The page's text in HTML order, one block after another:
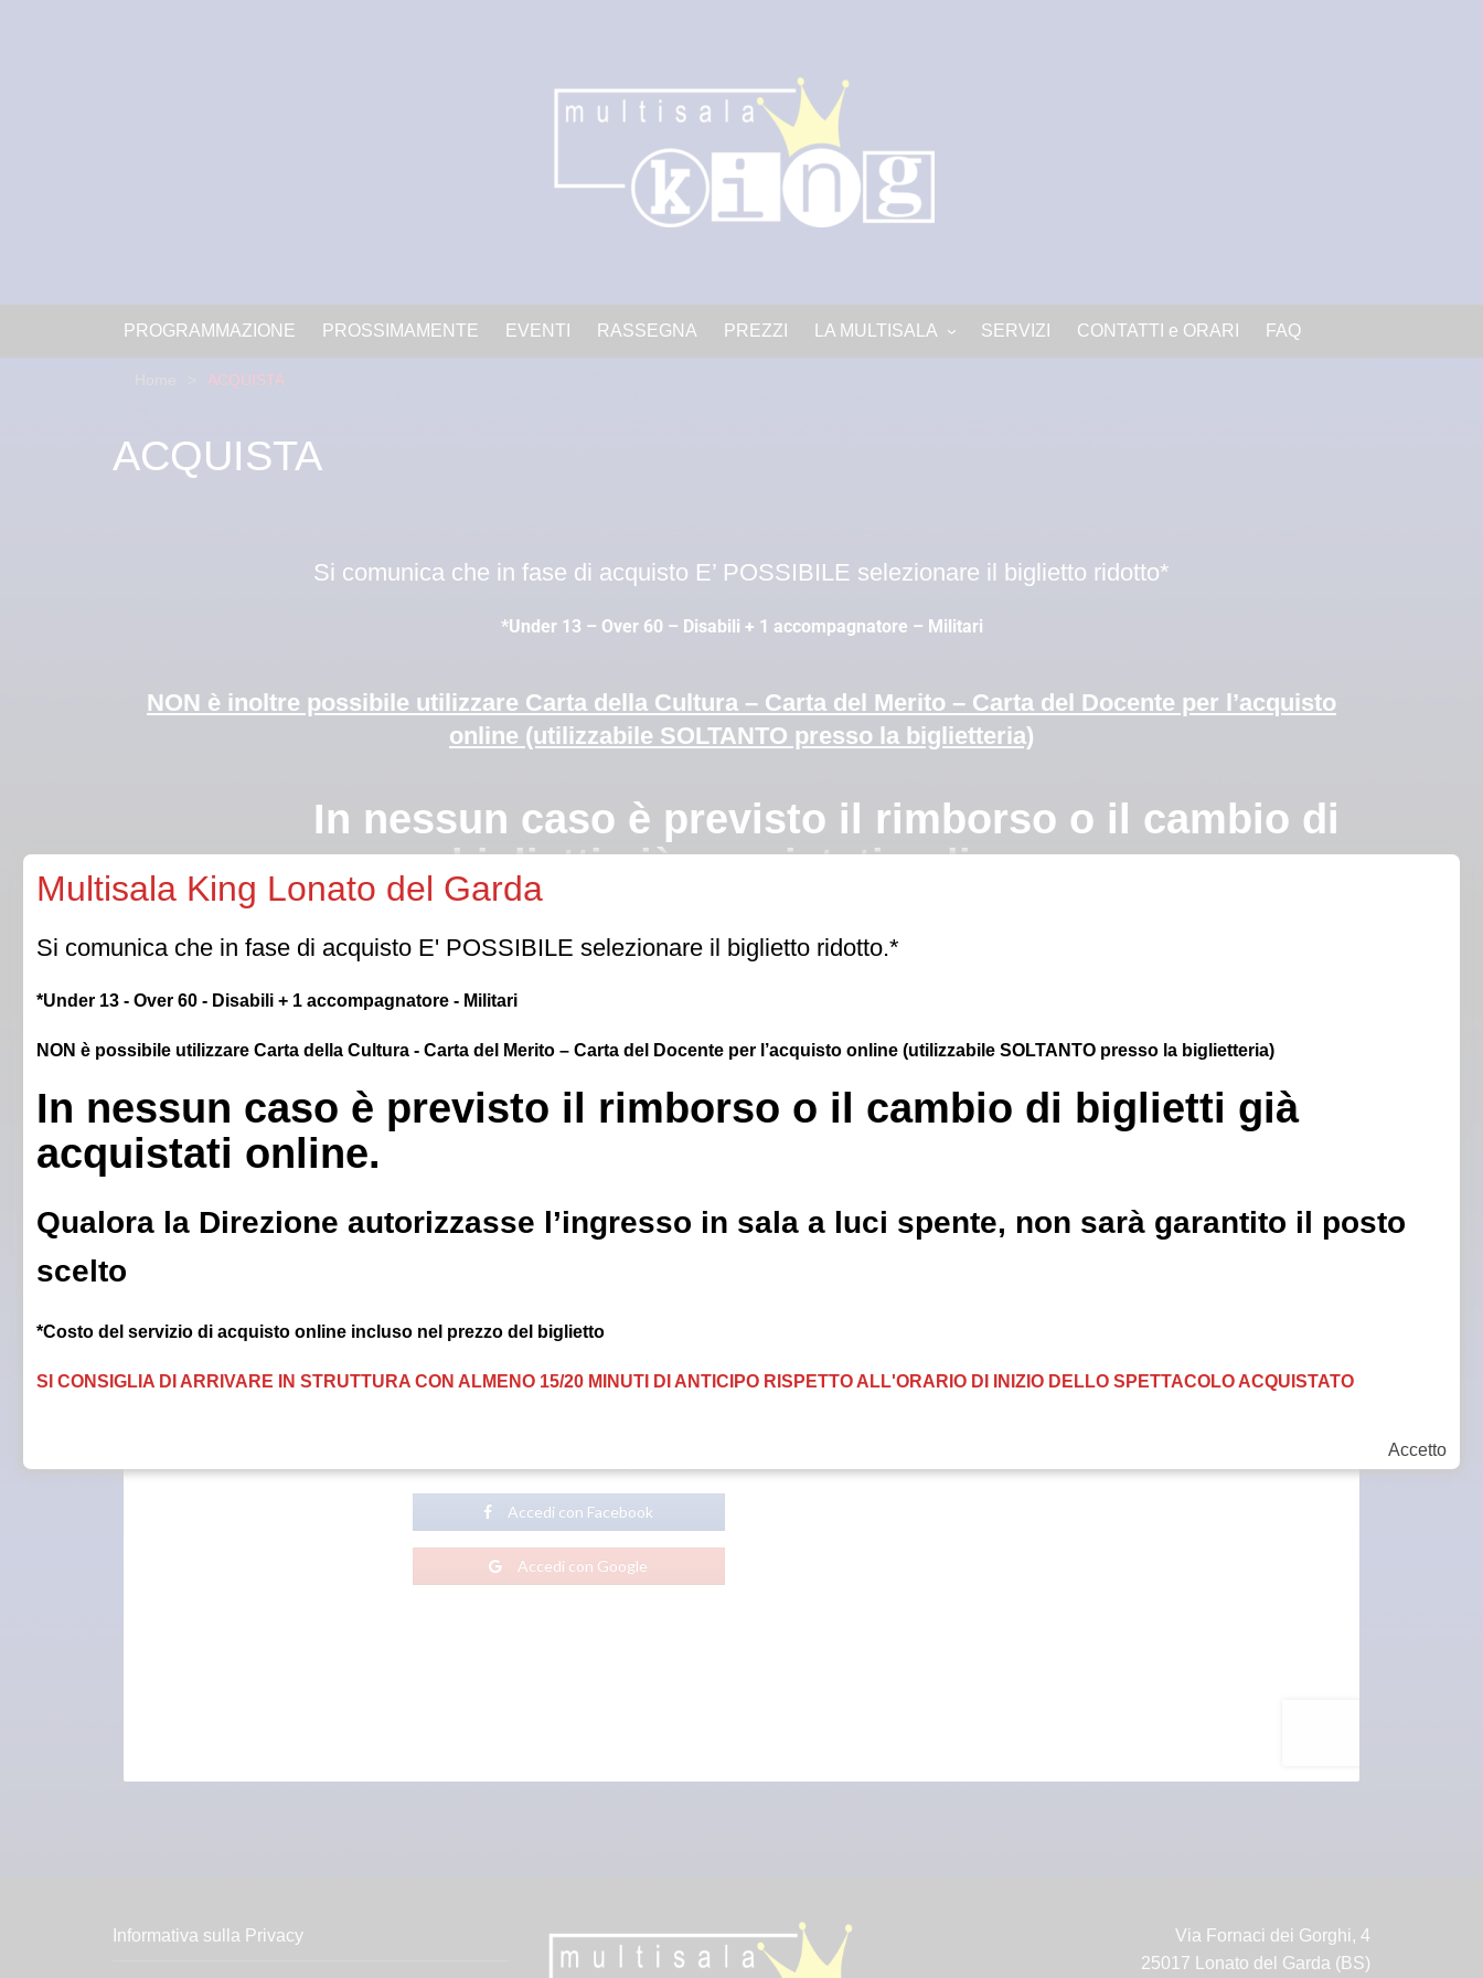
PROGRAMMAZIONE PROSSIMAMENTE EVENTI RASSEGNA PREZZI LA MULTISALA SERVIZI CONTATTI e ORARI FAQ
ACQUISTA
ACQUISTA
Si comunica che in fase di acquisto E’ POSSIBILE selezionare il biglietto ridotto*
*Under 13 – Over 60 – Disabili + 1 accompagnatore – Militari
NON è inoltre possibile utilizzare Carta della Cultura – Carta del Merito – Carta del Docente per l’acquisto
online (utilizzabile SOLTANTO presso la biglietteria)
In nessun caso è previsto il rimborso o il cambio di
biglietti già acquistati online.
Informativa sulla Privacy
Via Fornaci dei Gorghi, 4
25017 Lonato del Garda (BS)
Accetto
Multisala King Lonato del Garda
Si comunica che in fase di acquisto E' POSSIBILE selezionare il biglietto ridotto.*
*Under 13 - Over 60 - Disabili + 1 accompagnatore - Militari
NON è possibile utilizzare Carta della Cultura - Carta del Merito – Carta del Docente per l’acquisto online (utilizzabile SOLTANTO presso la biglietteria)
In nessun caso è previsto il rimborso o il cambio di biglietti già
acquistati online.
Qualora la Direzione autorizzasse l’ingresso in sala a luci spente, non sarà garantito il posto
scelto
*Costo del servizio di acquisto online incluso nel prezzo del biglietto
SI CONSIGLIA DI ARRIVARE IN STRUTTURA CON ALMENO 15/20 MINUTI DI ANTICIPO RISPETTO ALL'ORARIO DI INIZIO DELLO SPETTACOLO ACQUISTATO